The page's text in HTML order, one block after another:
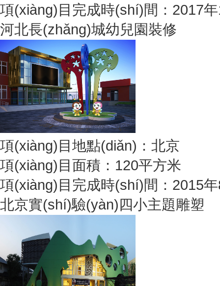
項(xiàng)目完成時(shí)間：2017
河北長(zhǎng)城幼兒園裝修
項(xiàng)目地點(diǎn)：北京
項(xiàng)目面積：120平方米
項(xiàng)目完成時(shí)間：2015
北京實(shí)驗(yàn)四小主題雕塑